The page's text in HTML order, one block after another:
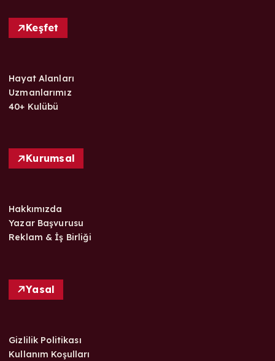
Keşfet
Hayat Alanları
Uzmanlarımız
40+ Kulübü
Kurumsal
Hakkımızda
Yazar Başvurusu
Reklam & İş Birliği
Yasal
Gizlilik Politikası
Kullanım Koşulları